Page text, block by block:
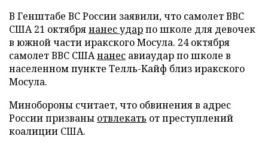
В Генштабе ВС России заявили, что самолет ВВС
США 21 октябрянанес ударпо школе для девочек
в южной части иракского Мосула. 24 октября
самолет ВВС СШАнанес авиаудар по школе в
населенном пункте Телль-Кайф близ иракского
Мосула.
Минобороны считает, что обвинения в адрес
России призваны отвлекать от преступлений
коалиции США.